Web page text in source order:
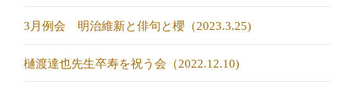
3月例会 明治維新と俳句と櫻（2023.3.25)
樋渡達也先生卒寿を祝う会（2022.12.10)